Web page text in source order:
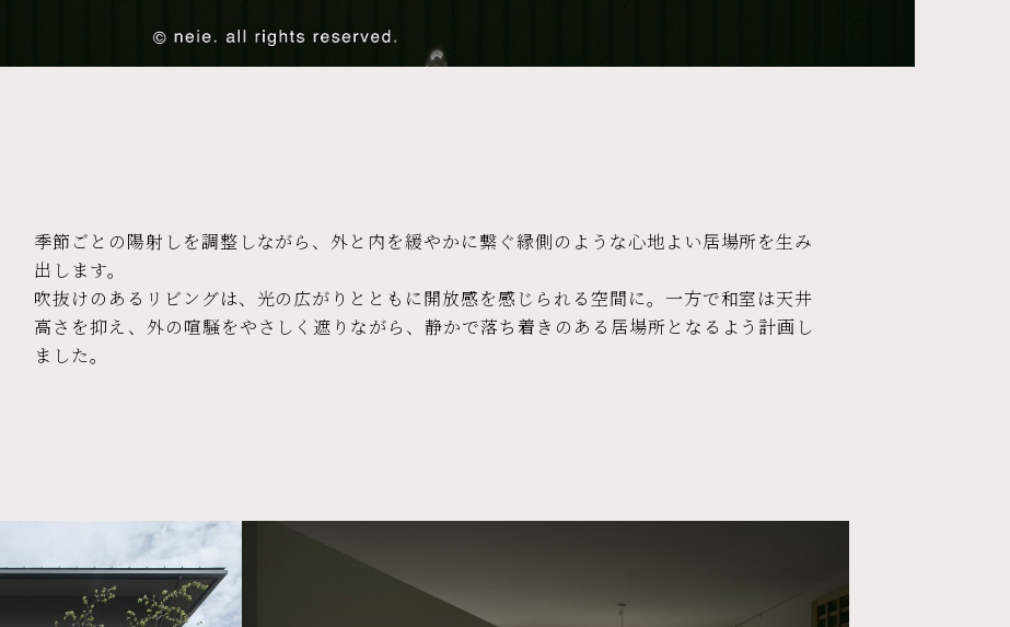
季節ごとの陽射しを調整しながら、外と内を緩やかに繋ぐ縁側のような心地よい居場所を生み
出します。
吹抜けのあるリビングは、光の広がりとともに開放感を感じられる空間に。一方で和室は天井
高さを抑え、外の喧騒をやさしく遮りながら、静かで落ち着きのある居場所となるよう計画し
ました。